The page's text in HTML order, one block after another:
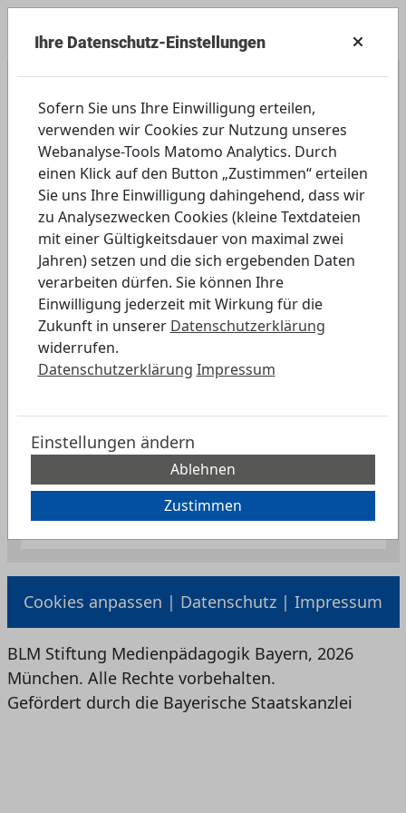
Berufliche Schulen
Datenschutz: Wichtige Begriffe
Thema: Zentrale Begriffe des
Datenschutzes kennenlernen
Digitales Element öffnen
zurück zur Suche
Cookies anpassen | Datenschutz | Impressum
BLM Stiftung Medienpädagogik Bayern, 2026
München. Alle Rechte vorbehalten.
Gefördert durch die Bayerische Staatskanzlei
Ihre Datenschutz-Einstellungen
Sofern Sie uns Ihre Einwilligung erteilen,
verwenden wir Cookies zur Nutzung unseres
Webanalyse-Tools Matomo Analytics. Durch
einen Klick auf den Button „Zustimmen“ erteilen
Sie uns Ihre Einwilligung dahingehend, dass wir
zu Analysezwecken Cookies (kleine Textdateien
mit einer Gültigkeitsdauer von maximal zwei
Jahren) setzen und die sich ergebenden Daten
verarbeiten dürfen. Sie können Ihre
Einwilligung jederzeit mit Wirkung für die
Zukunft in unserer Datenschutzerklärung
widerrufen.
Datenschutzerklärung Impressum
Einstellungen ändern
Ablehnen
Zustimmen